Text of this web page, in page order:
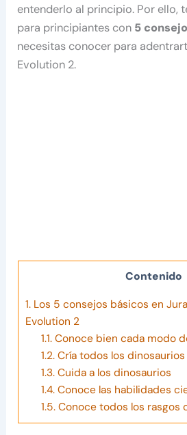
entenderlo al principio. Por ello,
para principiantes con 5
necesitas conocer para
Evolution 2.
Contenido
1.Los 5 consejos básicos en
Evolution 2
1.1.Conoce bien cada modo
1.2.Cría todos los
1.3.Cuida a los dinosaurios
1.4.Conoce las habilidades
1.5.Conoce todos los rasgos